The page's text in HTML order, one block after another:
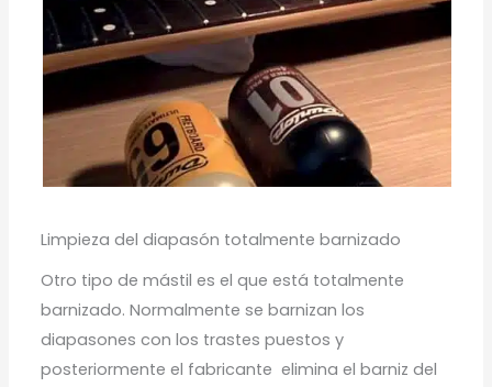
Limpieza del diapasón totalmente barnizado
Otro tipo de mástil es el que está totalmente
barnizado. Normalmente se barnizan los
diapasones con los trastes puestos y
posteriormente el fabricante elimina el barniz del